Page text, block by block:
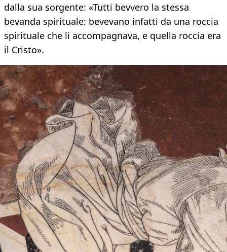
dalla sua sorgente: «Tutti bevvero la stessa
bevanda spirituale: bevevano infatti da una roccia
spirituale che li accompagnava, e quella roccia era
il Cristo».